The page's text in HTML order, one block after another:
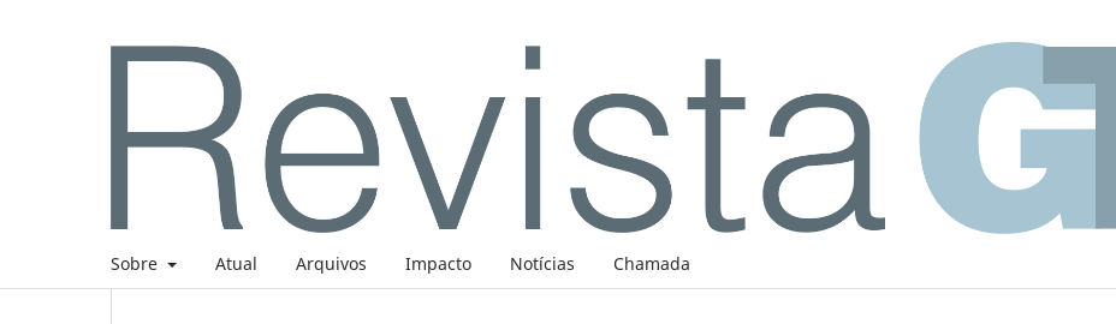
Sobre Atual Arquivos Impacto Notícias Chamada